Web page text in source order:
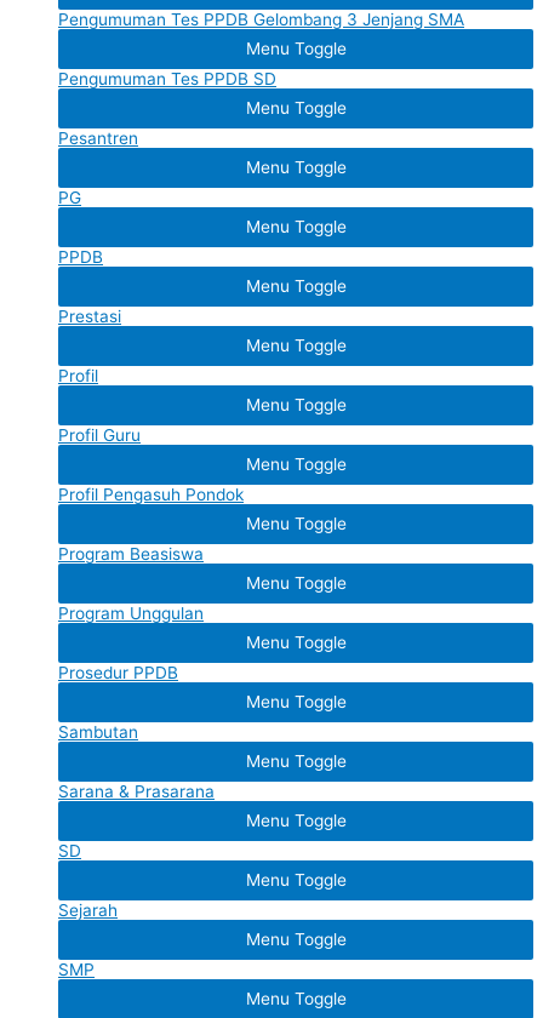
Pengumuman Tes PPDB Gelombang 3 Jenjang SMA
Menu Toggle
Pengumuman Tes PPDB SD
Menu Toggle
Pesantren
Menu Toggle
PG
Menu Toggle
PPDB
Menu Toggle
Prestasi
Menu Toggle
Profil
Menu Toggle
Profil Guru
Menu Toggle
Profil Pengasuh Pondok
Menu Toggle
Program Beasiswa
Menu Toggle
Program Unggulan
Menu Toggle
Prosedur PPDB
Menu Toggle
Sambutan
Menu Toggle
Sarana & Prasarana
Menu Toggle
SD
Menu Toggle
Sejarah
Menu Toggle
SMP
Menu Toggle